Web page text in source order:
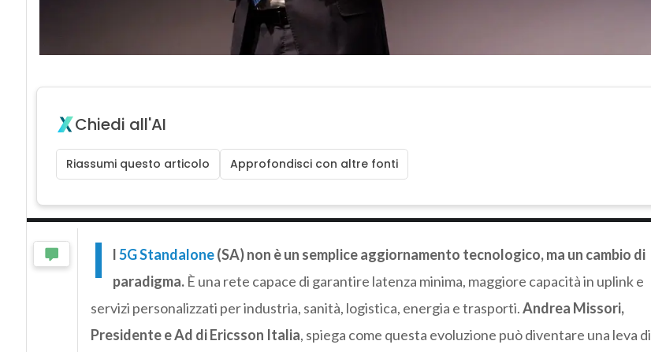
Chiedi all'AI
Riassumi questo articolo Approfondisci con altre fonti
I l5G Standalone(SA) non è un semplice aggiornamento tecnologico, ma un cambio di
paradigma.È una rete capace di garantire latenza minima, maggiore capacità in uplink e
servizi personalizzati per industria, sanità, logistica, energia e trasporti.Andrea Missori,
Presidente e Ad di Ericsson Italia, spiega come questa evoluzione può diventare una leva di